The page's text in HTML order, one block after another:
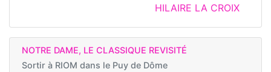
HILAIRE LA CROIX
NOTRE DAME, LE CLASSIQUE REVISITÉ
Sortir à RIOM dans le Puy de Dôme